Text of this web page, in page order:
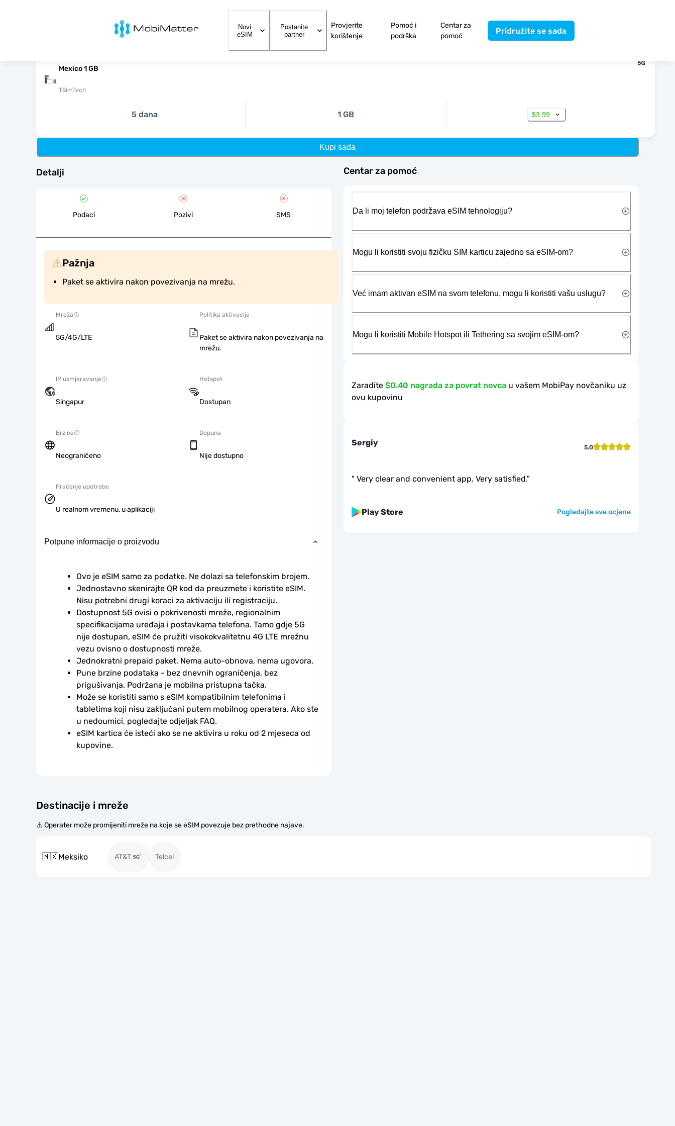
MobiMatter
Novi
eSIM
Postanite
partner
Provjerite
korištenje
Pomoć i
podrška
Centar za
pomoć
Pridružite se sada
Mexico 1 GB
TSimTech
5 dana 1 GB $3.99
Kupi sada
Detalji
Podaci Pozivi SMS
Pažnja
Paket se aktivira nakon povezivanja na mrežu.
Mreža
5G/4G/LTE
Politika aktivacije
Paket se aktivira nakon povezivanja na
mrežu.
IP usmjeravanje
Singapur
Hotspot
Dostupan
Brzina
Neograničeno
Dopuna
Nije dostupno
Praćenje upotrebe
U realnom vremenu, u aplikaciji
Potpune informacije o proizvodu
Ovo je eSIM samo za podatke. Ne dolazi sa telefonskim brojem.
Jednostavno skenirajte QR kod da preuzmete i koristite eSIM.
Nisu potrebni drugi koraci za aktivaciju ili registraciju.
Dostupnost 5G ovisi o pokrivenosti mreže, regionalnim
specifikacijama uređaja i postavkama telefona. Tamo gdje 5G
nije dostupan, eSIM će pružiti visokokvalitetnu 4G LTE mrežnu
vezu ovisno o dostupnosti mreže.
Jednokratni prepaid paket. Nema auto-obnova, nema ugovora.
Pune brzine podataka - bez dnevnih ograničenja, bez
prigušivanja. Podržana je mobilna pristupna tačka.
Može se koristiti samo s eSIM kompatibilnim telefonima i
tabletima koji nisu zaključani putem mobilnog operatera. Ako ste
u nedoumici, pogledajte odjeljak FAQ.
eSIM kartica će isteći ako se ne aktivira u roku od 2 mjeseca od
kupovine.
Destinacije i mreže
⚠️ Operater može promijeniti mreže na koje se eSIM povezuje bez prethodne najave.
🇲🇽Meksiko AT&T Telcel
Centar za pomoć
Da li moj telefon podržava eSIM tehnologiju?
Mogu li koristiti svoju fizičku SIM karticu zajedno sa eSIM-om?
Već imam aktivan eSIM na svom telefonu, mogu li koristiti vašu uslugu?
Mogu li koristiti Mobile Hotspot ili Tethering sa svojim eSIM-om?
Zaradite $0.40 nagrada za povrat novca u vašem MobiPay novčaniku uz
ovu kupovinu
Sergiy 5.0
" Very clear and convenient app. Very satisfied."
Play Store Pogledajte sve ocjene